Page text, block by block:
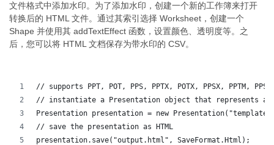
文件格式中添加水印。为了添加水印，创建一个新的工作簿来打开
转换后的 HTML 文件。通过其索引选择 Worksheet，创建一个
Shape 并使用其 addTextEffect 函数，设置颜色、透明度等。之
后，您可以将 HTML 文档保存为带水印的 CSV。
// supports PPT, POT, PPS, PPTX, POTX, PPSX, PPTM,
// instantiate a Presentation object that represents a
Presentation presentation = new
// save the presentation as HTML
presentation.save("output.html", SaveFormat.Html);